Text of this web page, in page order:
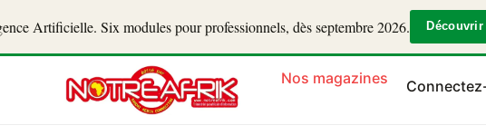
Artificielle. Six modules pour professionnels, dès septembre 2026.
Nos magazines